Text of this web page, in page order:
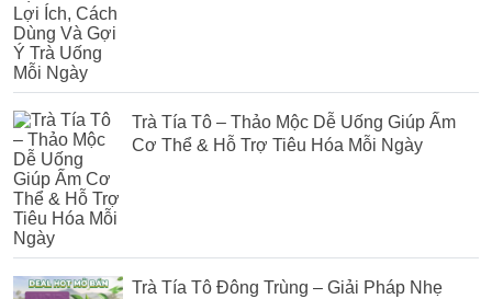
Trà Tía Tô – Thảo Mộc Dễ Uống Giúp Ấm
Cơ Thể & Hỗ Trợ Tiêu Hóa Mỗi Ngày
Trà Tía Tô Đông Trùng – Giải Pháp Nhẹ